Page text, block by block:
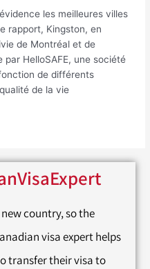
les meilleures villes
rapport, Kingston, en
de Montréal et de
par HelloSAFE, une société
de différents
de la vie
country, so the
visa expert helps
transfer their visa to